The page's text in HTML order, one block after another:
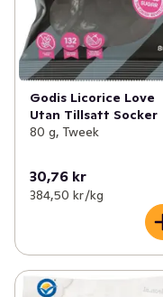
Godis Licorice Love
Utan Tillsatt Socker
80 g, Tweek
30,76 kr
384,50 kr /kg